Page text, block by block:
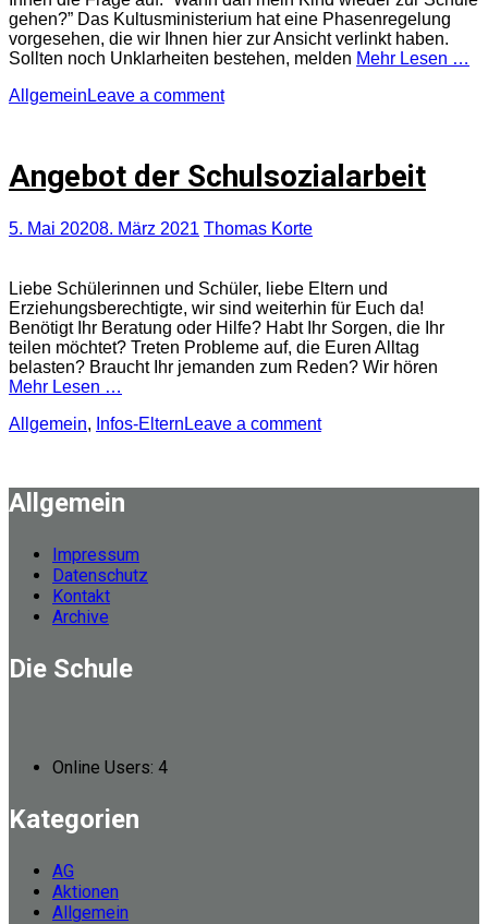
gehen?” Das Kultusministerium hat eine Phasenregelung
vorgesehen, die wir Ihnen hier zur Ansicht verlinkt haben.
Sollten noch Unklarheiten bestehen, melden Mehr Lesen …
Allgemein Leave a comment
Angebot der Schulsozialarbeit
5. Mai 20208. März 2021 Thomas Korte
Liebe Schülerinnen und Schüler, liebe Eltern und
Erziehungsberechtigte, wir sind weiterhin für Euch da!
Benötigt Ihr Beratung oder Hilfe? Habt Ihr Sorgen, die Ihr
teilen möchtet? Treten Probleme auf, die Euren Alltag
belasten? Braucht Ihr jemanden zum Reden? Wir hören
Mehr Lesen …
Allgemein, Infos-Eltern Leave a comment
Allgemein
Impressum
Datenschutz
Kontakt
Archive
Die Schule
Online Users: 4
Kategorien
AG
Aktionen
Allgemein